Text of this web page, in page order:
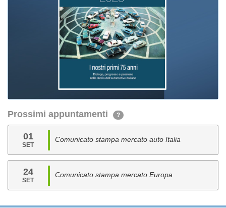
Prossimi appuntamenti ?
01
SET
Comunicato stampa mercato auto Italia
24
SET
Comunicato stampa mercato Europa